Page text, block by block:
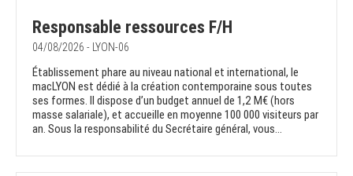
Responsable ressources F/H
04/08/2026 - LYON-06
Établissement phare au niveau national et international, le
macLYON est dédié à la création contemporaine sous toutes
ses formes. Il dispose d’un budget annuel de 1,2 M€ (hors
masse salariale), et accueille en moyenne 100 000 visiteurs par
an. Sous la responsabilité du Secrétaire général, vous...